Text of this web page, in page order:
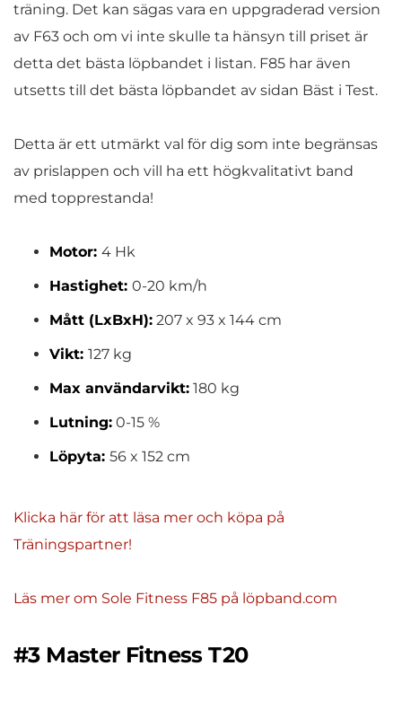
träning. Det kan sägas vara en uppgraderad version
av F63 och om vi inte skulle ta hänsyn till priset är
detta det bästa löpbandet i listan. F85 har även
utsetts till det bästa löpbandet av sidan Bäst i Test.
Detta är ett utmärkt val för dig som inte begränsas
av prislappen och vill ha ett högkvalitativt band
med topprestanda!
Motor: 4 Hk
Hastighet: 0-20 km/h
Mått (LxBxH): 207 x 93 x 144 cm
Vikt: 127 kg
Max användarvikt: 180 kg
Lutning: 0-15 %
Löpyta: 56 x 152 cm
Klicka här för att läsa mer och köpa på
Träningspartner!
Läs mer om Sole Fitness F85 på löpband.com
#3 Master Fitness T20